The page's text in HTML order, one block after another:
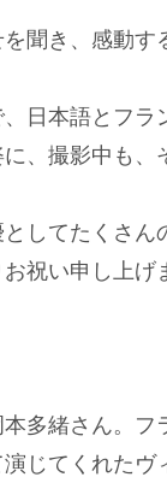
聞き、感動す
日本語とフラ
、撮影中も、
してたくさん
祝い申し上げ
多緒さん。フ
じてくれたヴ